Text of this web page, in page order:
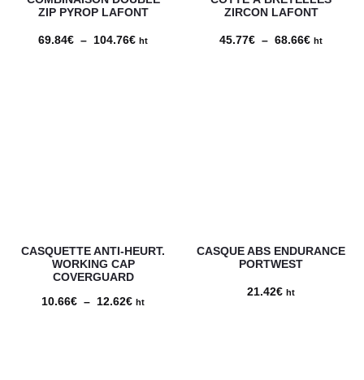
ZIP PYROP LAFONT
69.84€ – 104.76€ Plage
ht
ZIRCON LAFONT
45.77€ – 68.66€ Plage
ht
CASQUETTE ANTI-HEURT.
WORKING CAP
COVERGUARD
10.66€ – 12.62€ Plage
ht
CASQUE ABS ENDURANCE
PORTWEST
21.42€ ht